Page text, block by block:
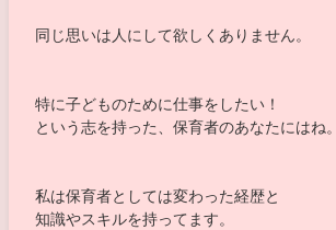
同じ思いは人にして欲しくありません。
特に子どものために仕事をしたい！
という志を持った、保育者のあなたにはね。
私は保育者としては変わった経歴と
知識やスキルを持ってます。